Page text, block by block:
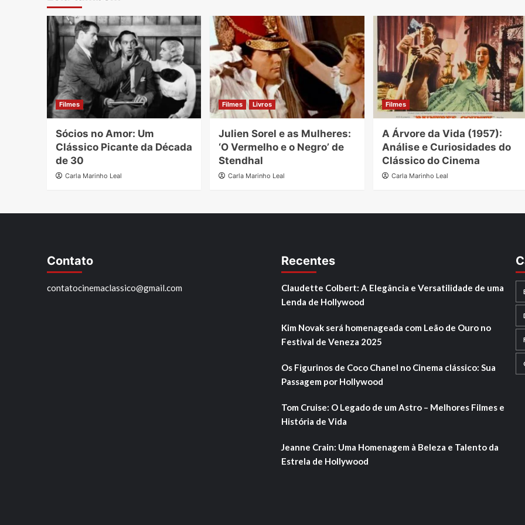
Filmes
Sócios no Amor: Um
Clássico Picante da Década
de 30
Carla Marinho Leal
Filmes Livros
Julien Sorel e as Mulheres:
‘O Vermelho e o Negro’ de
Stendhal
Carla Marinho Leal
Filmes
A Árvore da Vida (1957):
Análise e Curiosidades do
Clássico do Cinema
Carla Marinho Leal
Contato
contatocinemaclassico@gmail.com
Recentes
Claudette Colbert: A Elegância e Versatilidade de uma
Lenda de Hollywood
Kim Novak será homenageada com Leão de Ouro no
Festival de Veneza 2025
Os Figurinos de Coco Chanel no Cinema clássico: Sua
Passagem por Hollywood
Tom Cruise: O Legado de um Astro – Melhores Filmes e
História de Vida
Jeanne Crain: Uma Homenagem à Beleza e Talento da
Estrela de Hollywood